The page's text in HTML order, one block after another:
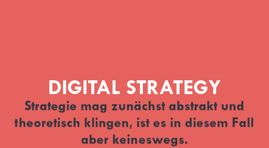
DIGITAL STRATEGY
Strategie mag zunächst abstrakt und
theoretisch klingen, ist es in diesem Fall
aber keineswegs.